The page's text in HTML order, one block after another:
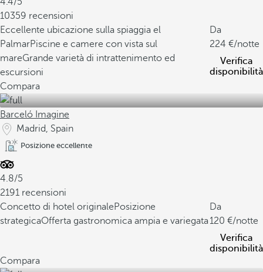
10359 recensioni
Eccellente ubicazione sulla spiaggia el
PalmarPiscine e camere con vista sul
mareGrande varietà di intrattenimento ed
escursioni
Da
224
/notte
Verifica
disponibilità
Compara
Barceló Imagine
Madrid, Spain
Posizione eccellente
4.8/5
2191 recensioni
Concetto di hotel originalePosizione
strategicaOfferta gastronomica ampia e variegata
Da
120
/notte
Verifica
disponibilità
Compara